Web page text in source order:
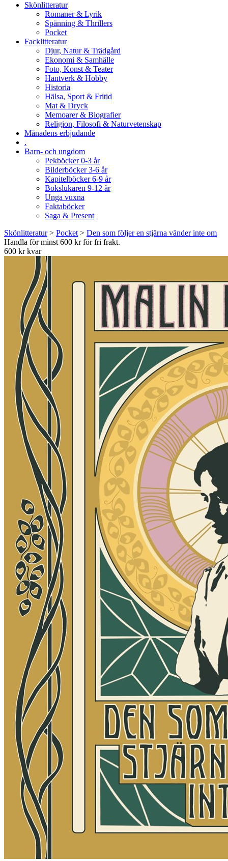
Skönlitteratur
Romaner & Lyrik
Spänning & Thrillers
Pocket
Facklitteratur
Djur, Natur & Trädgård
Ekonomi & Samhälle
Foto, Konst & Teater
Hantverk & Hobby
Historia
Hälsa, Sport & Fritid
Mat & Dryck
Memoarer & Biografier
Religion, Filosofi & Naturvetenskap
Månadens erbjudande
.
Barn- och ungdom
Pekböcker 0-3 år
Bilderböcker 3-6 år
Kapitelböcker 6-9 år
Bokslukaren 9-12 år
Unga vuxna
Faktaböcker
Saga & Present
Skönlitteratur> Pocket > Den som följer en stjärna vänder inte om
Handla för minst 600 kr för fri frakt.
600 kr kvar